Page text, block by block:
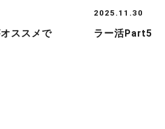
ススメで
2025.11.30
ラー活Part5